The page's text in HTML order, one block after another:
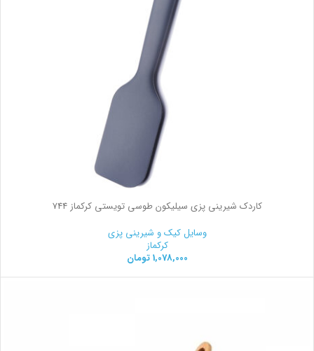
کاردک شیرینی پزی سیلیکون طوسی تویستی کرکماز 744
وسایل کیک و شیرینی‌ پزی
کرکماز
1,078,000 تومان